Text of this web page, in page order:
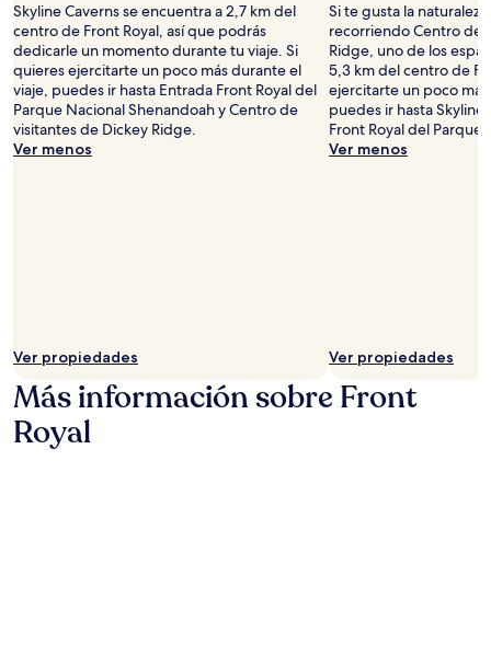
Skyline Caverns se encuentra a 2,7 km del
centro de Front Royal, así que podrás
dedicarle un momento durante tu viaje. Si
quieres ejercitarte un poco más durante el
viaje, puedes ir hasta Entrada Front Royal del
Parque Nacional Shenandoah y Centro de
visitantes de Dickey Ridge.
Ver menos
Ver propiedades
Si te gusta la
recorriendo Centro de
Ridge, uno de los
5,3 km del centro de
ejercitarte un poco
puedes ir hasta Skyline
Front Royal del Parque
Ver menos
Ver propiedades
Más información sobre Front
Royal